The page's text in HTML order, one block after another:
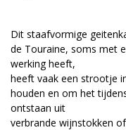
Dit staafvormige
de Touraine, soms met
werking heeft,
heeft vaak een strootje
houden en om het
ontstaan uit
verbrande wijnstokken